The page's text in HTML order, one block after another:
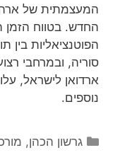
המעצמתית של
החדש. בטווח הזמן
הפוטנציאליות בין
סוריה, ובמרחבי
ארדואן לישראל,
נוספים.
קטגוריות
גרשון הכהן,